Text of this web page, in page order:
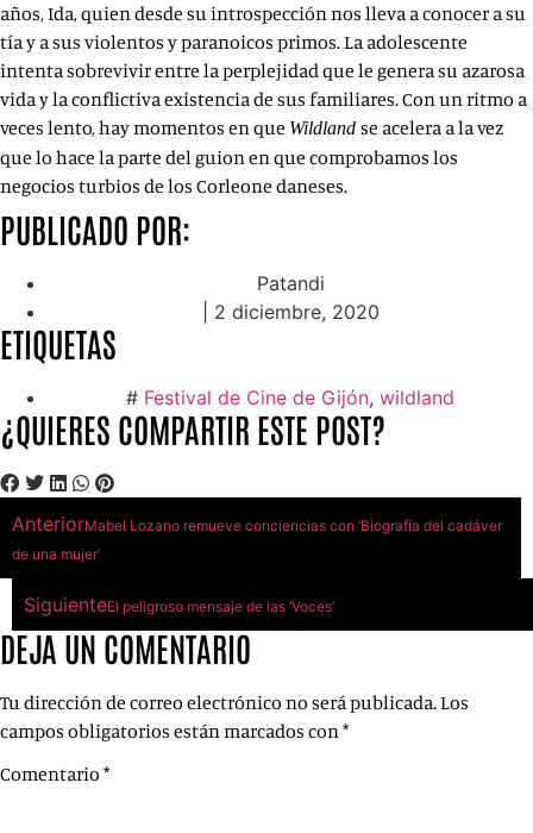
años, Ida, quien desde su introspección nos lleva a conocer a su
tía y a sus violentos y paranoicos primos. La adolescente
intenta sobrevivir entre la perplejidad que le genera su azarosa
vida y la conflictiva existencia de sus familiares. Con un ritmo a
veces lento, hay momentos en que Wildland se acelera a la vez
que lo hace la parte del guion en que comprobamos los
negocios turbios de los Corleone daneses.
PUBLICADO POR:
Patandi
2 diciembre, 2020
ETIQUETAS
# Festival de Cine de Gijón, wildland
¿QUIERES COMPARTIR ESTE POST?
AnteriorMabel Lozano remueve conciencias con ‘Biografía del cadáver
de una mujer’
SiguienteEl peligroso mensaje de las ‘Voces’
DEJA UN COMENTARIO
Tu dirección de correo electrónico no será publicada.Los
campos obligatorios están marcados con*
Comentario *